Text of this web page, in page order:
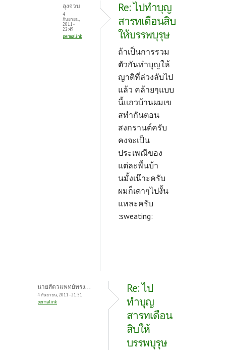
ลุงจวบ
4
กันยายน,
2011 -
22:49
permalink
Re: ไปทำบุญ
สารทเดือนสิบ
ให้บรรพบุรุษ
ถ้าเป็นการรวม
ตัวกันทำบุญให้
ญาติที่ล่วงลับไป
แล้ว คล้ายๆแบบ
นี้แถวบ้านผมเข
สทำกันตอน
สงกรานต์ครับ
คงจะเป็น
ประเพณีของ
แต่ละพื้นบ้า
นมั้งเน๊าะครับ
ผมก็เดาๆไปงั้น
แหละครับ
:sweating:
นายสัตวแพทย์ทรง...
4 กันยายน, 2011 - 21:51
permalink
Re: ไป
ทำบุญ
สารทเดือน
สิบให้
บรรพบุรุษ